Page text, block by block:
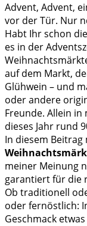
Advent, Advent,
vor der Tür. Nur
Habt Ihr schon
es in der
auf dem Markt,
Glühwein – und
oder andere
Freunde. Allein
dieses Jahr rund
In diesem Beitrag
meiner Meinung
garantiert für die
Ob traditionell
oder fernöstlich:
Geschmack